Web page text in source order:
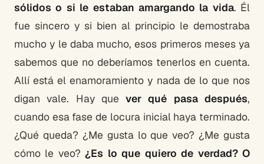
sólidos o si le estaban amargando la vida. Él
fue sincero y si bien al principio le demostraba
mucho y le daba mucho, esos primeros meses ya
sabemos que no deberíamos tenerlos en cuenta.
Allí está el enamoramiento y nada de lo que nos
digan vale. Hay quever qué pasa después,
cuando esa fase de locura inicial haya terminado.
¿Qué queda? ¿Me gusta lo que veo? ¿Me gusta
cómo le veo?¿Es lo que quiero de verdad? O